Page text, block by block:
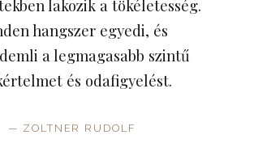
lakozik a tökéletesség.
hangszer egyedi, és
a legmagasabb szintű
és odafigyelést.
— ZOLTNER RUDOLF